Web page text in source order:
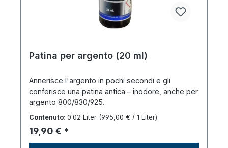
Patina per argento (20 ml)
Annerisce l'argento in pochi secondi e gli
conferisce una patina antica – inodore, anche per
argento 800/830/925.
Contenuto: 0.02 Liter (995,00 € / 1 Liter)
Prezzo normale:
19,90 € *